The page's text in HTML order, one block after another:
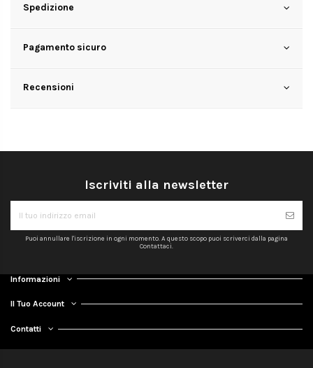
Spedizione
Pagamento sicuro
Recensioni
Iscriviti alla newsletter
Puoi annullare l'iscrizione in ogni momento. A questo scopo puoi scriverci dalla pagina
Contattaci.
Informazioni
Il Tuo Account
Contatti